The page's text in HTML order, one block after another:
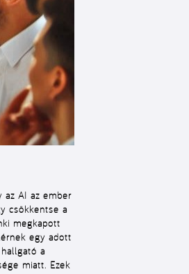
az AI az ember
csökkentse a
megkapott
egy adott
a
miatt. Ezek